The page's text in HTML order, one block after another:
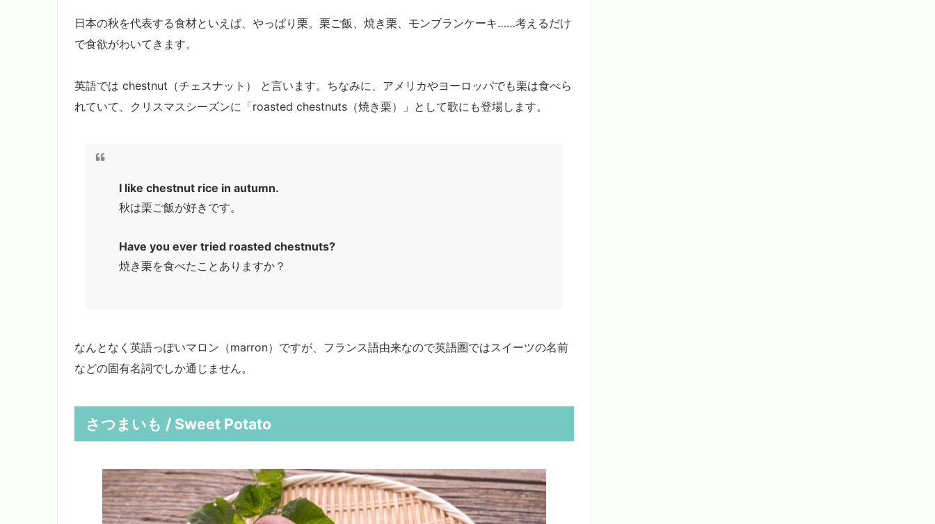
日本の秋を代表する食材といえば、やっぱり栗。栗ご飯、焼き栗、モンブランケーキ……考えるだけ
で食欲がわいてきます。
英語では chestnut（チェスナット） と言います。ちなみに、アメリカやヨーロッパでも栗は食べら
れていて、クリスマスシーズンに「roasted chestnuts（焼き栗）」として歌にも登場します。
I like chestnut rice in autumn.
秋は栗ご飯が好きです。
Have you ever tried roasted chestnuts?
焼き栗を食べたことありますか？
なんとなく英語っぽいマロン（marron）ですが、フランス語由来なので英語圏ではスイーツの名前
などの固有名詞でしか通じません。
さつまいも / Sweet Potato